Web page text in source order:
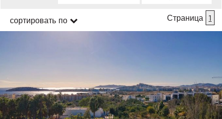
сортировать по Страница 1